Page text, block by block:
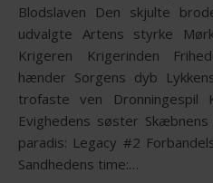
Blodslaven Den skjulte
udvalgte Artens styrke
Krigeren Krigerinden
hænder Sorgens dyb
trofaste ven Dronningespil
Evighedens søster
paradis: Legacy #2
Sandhedens time:…